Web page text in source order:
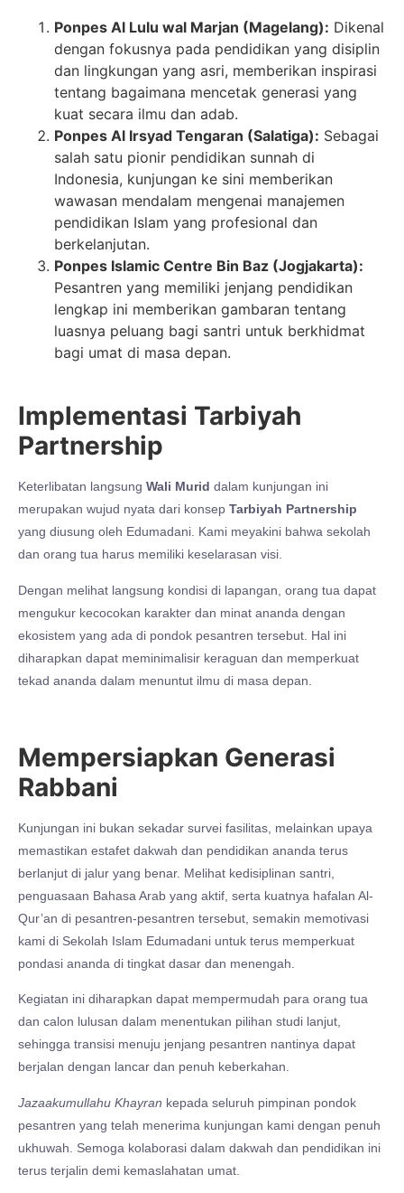
Ponpes Al Lulu wal Marjan (Magelang): Dikenal
dengan fokusnya pada pendidikan yang disiplin
dan lingkungan yang asri, memberikan inspirasi
tentang bagaimana mencetak generasi yang
kuat secara ilmu dan adab.
Ponpes Al Irsyad Tengaran (Salatiga): Sebagai
salah satu pionir pendidikan sunnah di
Indonesia, kunjungan ke sini memberikan
wawasan mendalam mengenai manajemen
pendidikan Islam yang profesional dan
berkelanjutan.
Ponpes Islamic Centre Bin Baz (Jogjakarta):
Pesantren yang memiliki jenjang pendidikan
lengkap ini memberikan gambaran tentang
luasnya peluang bagi santri untuk berkhidmat
bagi umat di masa depan.
Implementasi Tarbiyah
Partnership
Keterlibatan langsung Wali Murid dalam kunjungan ini
merupakan wujud nyata dari konsep Tarbiyah Partnership
yang diusung oleh Edumadani. Kami meyakini bahwa sekolah
dan orang tua harus memiliki keselarasan visi.
Dengan melihat langsung kondisi di lapangan, orang tua dapat
mengukur kecocokan karakter dan minat ananda dengan
ekosistem yang ada di pondok pesantren tersebut. Hal ini
diharapkan dapat meminimalisir keraguan dan memperkuat
tekad ananda dalam menuntut ilmu di masa depan.
Mempersiapkan Generasi
Rabbani
Kunjungan ini bukan sekadar survei fasilitas, melainkan upaya
memastikan estafet dakwah dan pendidikan ananda terus
berlanjut di jalur yang benar. Melihat kedisiplinan santri,
penguasaan Bahasa Arab yang aktif, serta kuatnya hafalan Al-
Qur’an di pesantren-pesantren tersebut, semakin memotivasi
kami di Sekolah Islam Edumadani untuk terus memperkuat
pondasi ananda di tingkat dasar dan menengah.
Kegiatan ini diharapkan dapat mempermudah para orang tua
dan calon lulusan dalam menentukan pilihan studi lanjut,
sehingga transisi menuju jenjang pesantren nantinya dapat
berjalan dengan lancar dan penuh keberkahan.
Jazaakumullahu Khayran kepada seluruh pimpinan pondok
pesantren yang telah menerima kunjungan kami dengan penuh
ukhuwah. Semoga kolaborasi dalam dakwah dan pendidikan ini
terus terjalin demi kemaslahatan umat.